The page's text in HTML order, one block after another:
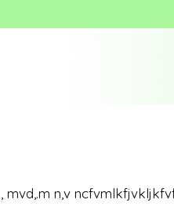
mvd,.m n,v